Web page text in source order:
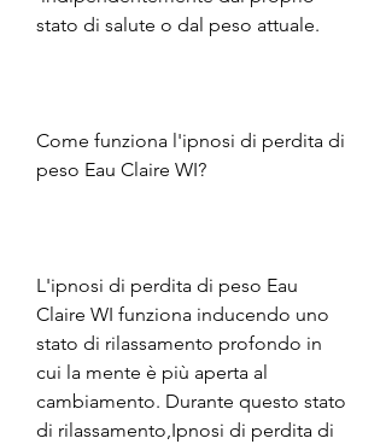
stato di salute o dal peso attuale.
Come funziona l'ipnosi di perdita di
peso Eau Claire WI?
L'ipnosi di perdita di peso Eau
Claire WI funziona inducendo uno
stato di rilassamento profondo in
cui la mente è più aperta al
cambiamento. Durante questo stato
di rilassamento,Ipnosi di perdita di